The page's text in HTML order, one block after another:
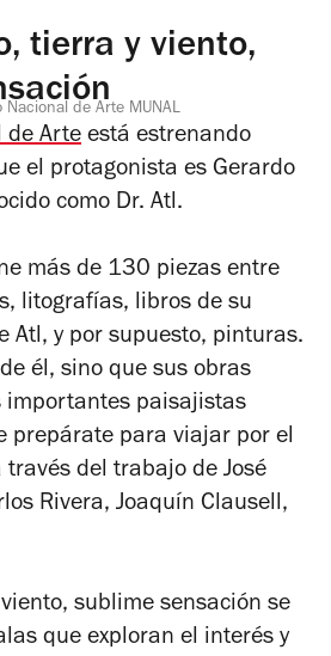
tierra y viento,
Nacional de Arte MUNAL
de Arte está estrenando
el protagonista es Gerardo
como Dr. Atl.
más de 130 piezas entre
litografías, libros de su
Atl, y por supuesto, pinturas.
él, sino que sus obras
importantes paisajistas
prepárate para viajar por el
través del trabajo de José
Rivera, Joaquín Clausell,
sublime sensación se
que exploran el interés y